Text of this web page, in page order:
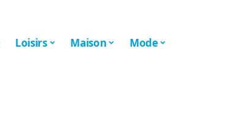
Loisirs Maison Mode